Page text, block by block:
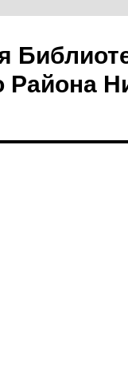
Района